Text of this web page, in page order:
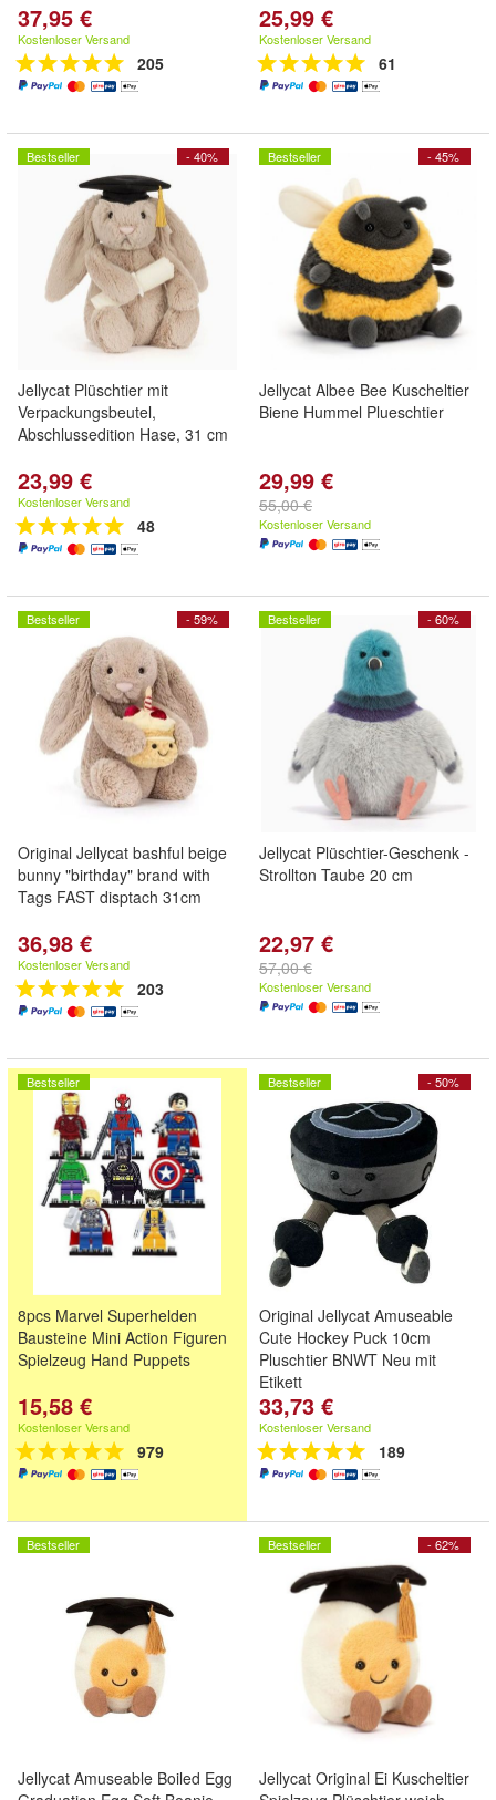
37,95 €
Kostenloser Versand
205
25,99 €
Kostenloser Versand
61
- 40%
Bestseller
Jellycat Plüschtier mit
Verpackungsbeutel,
Abschlussedition Hase, 31 cm
23,99 €
Kostenloser Versand
48
- 45%
Bestseller
Jellycat Albee Bee Kuscheltier
Biene Hummel Plueschtier
29,99 €
55,00 €
Kostenloser Versand
- 59%
Bestseller
Original Jellycat bashful beige
bunny "birthday" brand with
Tags FAST disptach 31cm
36,98 €
Kostenloser Versand
203
- 60%
Bestseller
Jellycat Plüschtier-Geschenk -
Strollton Taube 20 cm
22,97 €
57,00 €
Kostenloser Versand
Bestseller
8pcs Marvel Superhelden
Bausteine Mini Action Figuren
Spielzeug Hand Puppets
15,58 €
Kostenloser Versand
979
- 50%
Bestseller
Original Jellycat Amuseable
Cute Hockey Puck 10cm
Pluschtier BNWT Neu mit
Etikett
33,73 €
Kostenloser Versand
189
Bestseller
Jellycat Amuseable Boiled Egg
- 62%
Bestseller
Jellycat Original Ei Kuscheltier